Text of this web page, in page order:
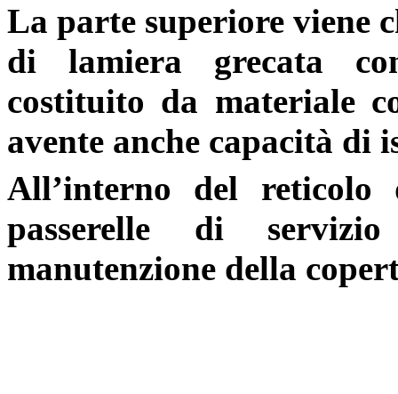
La parte superiore viene
di lamiera grecata
costituito da materiale
avente anche capacità di
All’interno del
passerelle di
manutenzione della